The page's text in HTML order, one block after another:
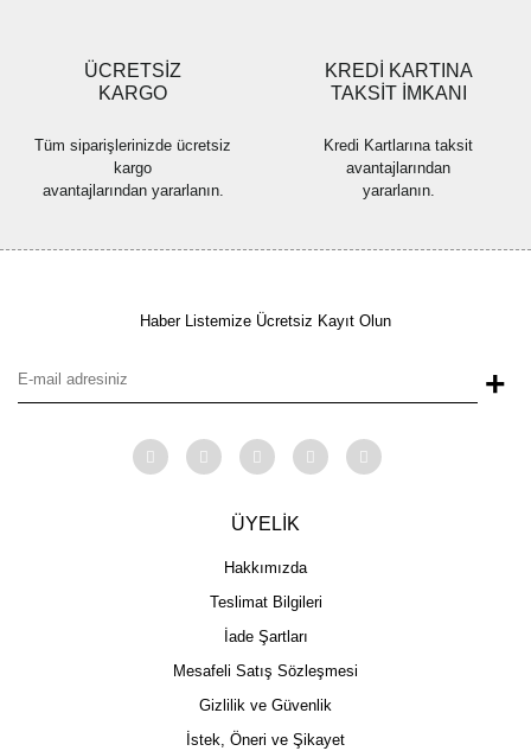
ÜCRETSİZ
KARGO
Tüm siparişlerinizde ücretsiz
kargo
avantajlarından yararlanın.
KREDİ KARTINA
TAKSİT İMKANI
Kredi Kartlarına taksit
avantajlarından
yararlanın.
Haber Listemize Ücretsiz Kayıt Olun
+
ÜYELİK
Hakkımızda
Teslimat Bilgileri
İade Şartları
Mesafeli Satış Sözleşmesi
Gizlilik ve Güvenlik
İstek, Öneri ve Şikayet